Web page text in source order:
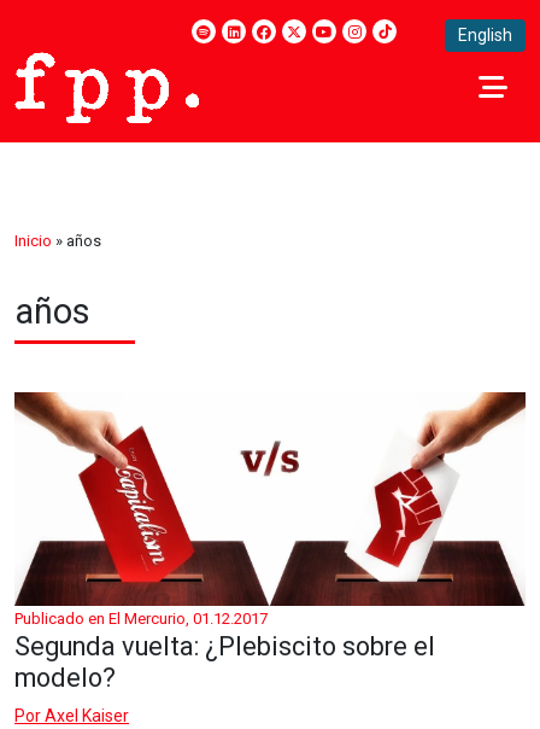
English
Inicio » años
años
Publicado en El Mercurio, 01.12.2017
Segunda vuelta: ¿Plebiscito sobre el
modelo?
PorAxel Kaiser